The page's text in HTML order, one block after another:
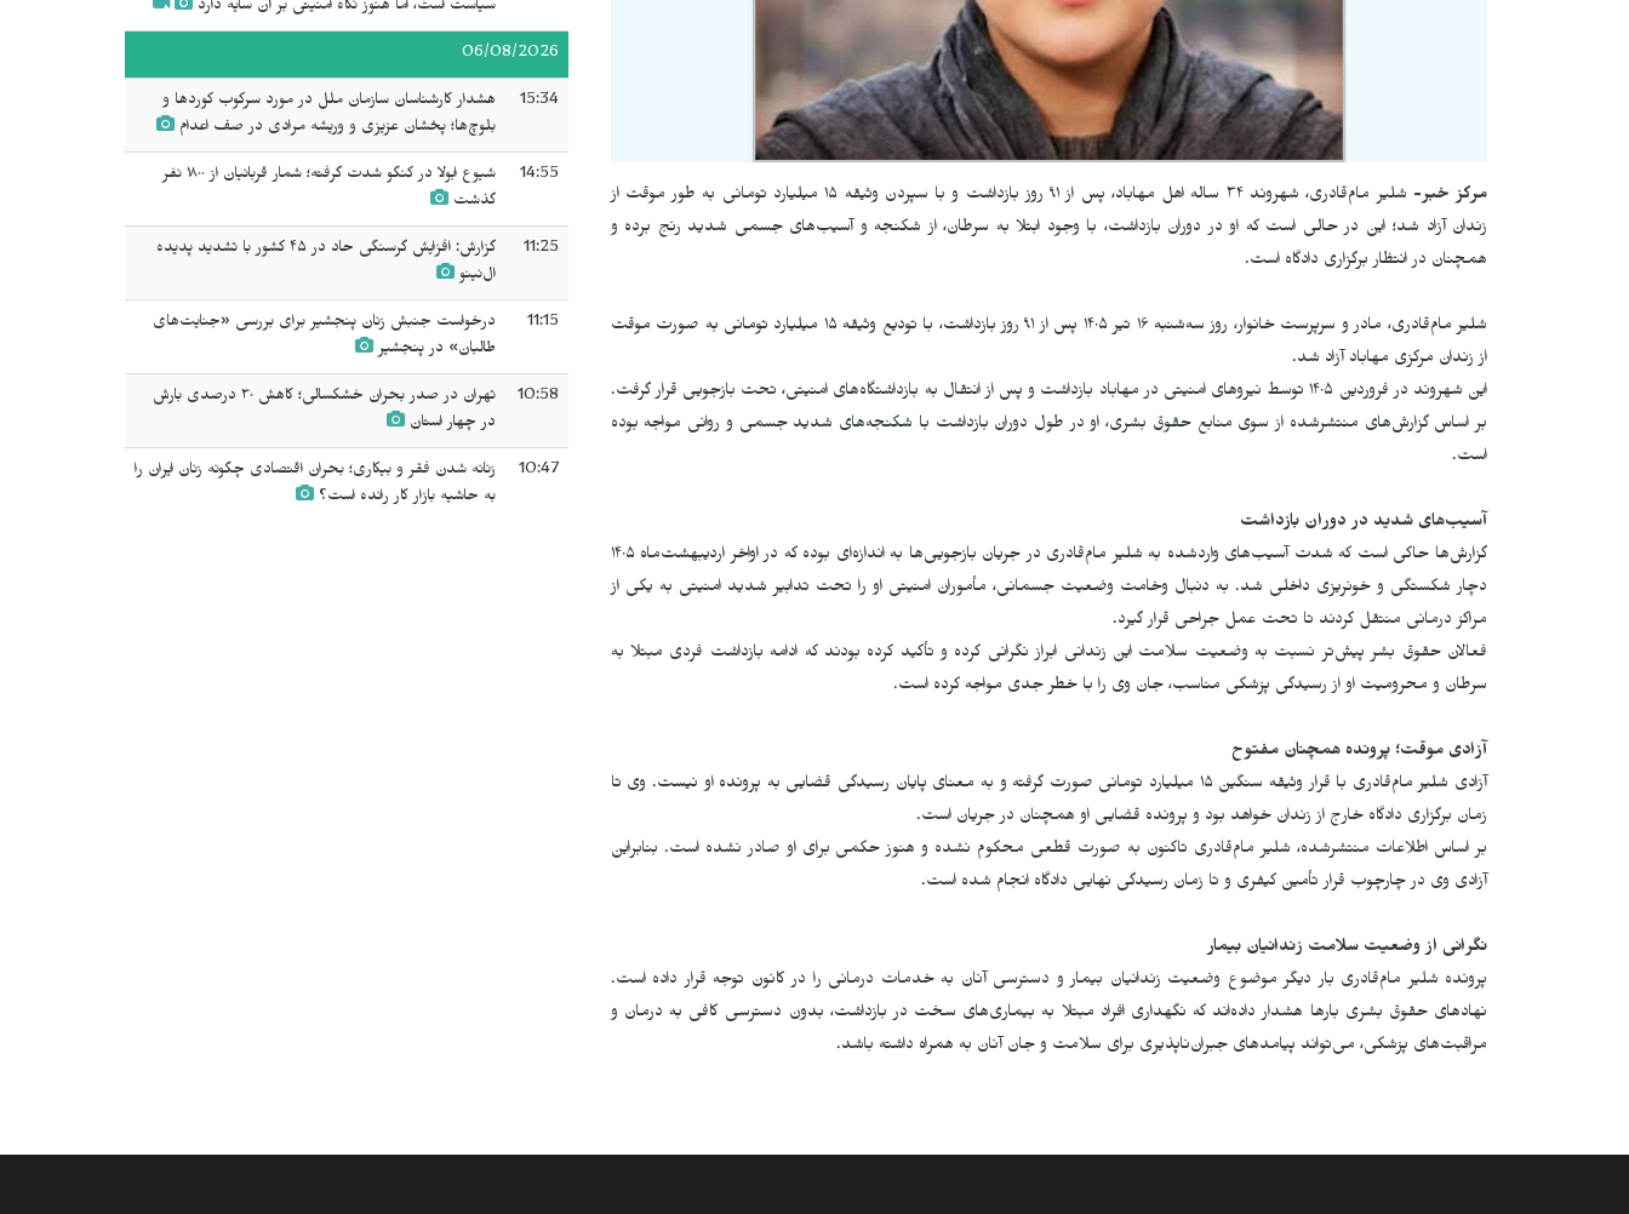
مرکز خبر-
شلیر مام‌قادری، شهروند ۳۴ ساله اهل مهاباد، پس از ۹۱ روز بازداشت و با سپردن وثیقه ۱۵ میلیارد تومانی به طور موقت از
زندان آزاد شد؛ این در حالی است که او در دوران بازداشت، با وجود ابتلا به سرطان، از شکنجه و آسیب‌های جسمی شدید رنج برده و
همچنان در انتظار برگزاری دادگاه است.
شلیر مام‌قادری، مادر و سرپرست خانوار، روز سه‌شنبه ۱۶ تیر ۱۴۰۵ پس از ۹۱ روز بازداشت، با تودیع وثیقه ۱۵ میلیارد تومانی به صورت موقت
از زندان مرکزی مهاباد آزاد شد.
این شهروند در فروردین ۱۴۰۵ توسط نیروهای امنیتی در مهاباد بازداشت و پس از انتقال به بازداشتگاه‌های امنیتی، تحت بازجویی قرار گرفت.
بر اساس گزارش‌های منتشرشده از سوی منابع حقوق بشری، او در طول دوران بازداشت با شکنجه‌های شدید جسمی و روانی مواجه بوده
است.
آسیب‌های شدید در دوران بازداشت
گزارش‌ها حاکی است که شدت آسیب‌های واردشده به شلیر مام‌قادری در جریان بازجویی‌ها به اندازه‌ای بوده که در اواخر اردیبهشت‌ماه ۱۴۰۵
دچار شکستگی و خونریزی داخلی شد. به دنبال وخامت وضعیت جسمانی، مأموران امنیتی او را تحت تدابیر شدید امنیتی به یکی از
مراکز درمانی منتقل کردند تا تحت عمل جراحی قرار گیرد.
فعالان حقوق بشر پیش‌تر نسبت به وضعیت سلامت این زندانی ابراز نگرانی کرده و تأکید کرده بودند که ادامه بازداشت فردی مبتلا به
سرطان و محرومیت او از رسیدگی پزشکی مناسب، جان وی را با خطر جدی مواجه کرده است.
آزادی موقت؛ پرونده همچنان مفتوح
آزادی شلیر مام‌قادری با قرار وثیقه سنگین ۱۵ میلیارد تومانی صورت گرفته و به معنای پایان رسیدگی قضایی به پرونده او نیست. وی تا
زمان برگزاری دادگاه خارج از زندان خواهد بود و پرونده قضایی او همچنان در جریان است.
بر اساس اطلاعات منتشرشده، شلیر مام‌قادری تاکنون به صورت قطعی محکوم نشده و هنوز حکمی برای او صادر نشده است. بنابراین
آزادی وی در چارچوب قرار تأمین کیفری و تا زمان رسیدگی نهایی دادگاه انجام شده است.
نگرانی از وضعیت سلامت زندانیان بیمار
پرونده شلیر مام‌قادری بار دیگر موضوع وضعیت زندانیان بیمار و دسترسی آنان به خدمات درمانی را در کانون توجه قرار داده است.
نهادهای حقوق بشری بارها هشدار داده‌اند که نگهداری افراد مبتلا به بیماری‌های سخت در بازداشت، بدون دسترسی کافی به درمان و
مراقبت‌های پزشکی، می‌تواند پیامدهای جبران‌ناپذیری برای سلامت و جان آنان به همراه داشته باشد.
سیاست است، اما هنوز نگاه امنیتی بر آن سایه دارد
06/08/2026
15:34
هشدار کارشناسان سازمان ملل در مورد سرکوب کوردها و
بلوچ‌ها؛ پخشان عزیزی و وریشه مرادی در صف اعدام
14:55
شیوع ابولا در کنگو شدت گرفته؛ شمار قربانیان از ۱۸۰۰ نفر
گذشت
11:25
گزارش: افزایش گرسنگی حاد در ۴۵ کشور با تشدید پدیده
ال‌نینو
11:15
درخواست جنبش زنان پنجشیر برای بررسی «جنایت‌های
طالبان» در پنجشیر
10:58
تهران در صدر بحران خشکسالی؛ کاهش ۳۰ درصدی بارش
در چهار استان
10:47
زنانه شدن فقر و بیکاری؛ بحران اقتصادی چگونه زنان ایران را
به حاشیه بازار کار رانده است؟